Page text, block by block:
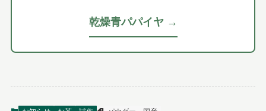
乾燥青パパイヤ →